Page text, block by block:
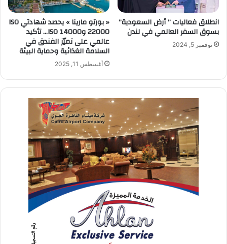
انطلاق فعاليات ” أرض السعودية”
بسوق السفر العالمي في لندن
نوفمبر 5, 2024
« بورتو مارينا » يحصد شهادتي ISO
22000 وISO 14000… تأكيد
عالمي على تميّز الفندق في
السلامة الغذائية وحماية البيئة
أغسطس 11, 2025